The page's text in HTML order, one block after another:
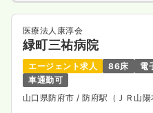
医療法人康淳会
緑町三祐病院
エージェント求人 86床
電
車通勤可
山口県防府市/ 防府駅（ＪＲ山